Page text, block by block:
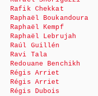
Rafik Chekkat
Raphaël Boukandoura
Raphaël Kempf
Raphaël Lebrujah
Raúl Guillén
Ravi Tala
Redouane Benchikh
Régis Arriet
Régis Arriet
Régis Dubois